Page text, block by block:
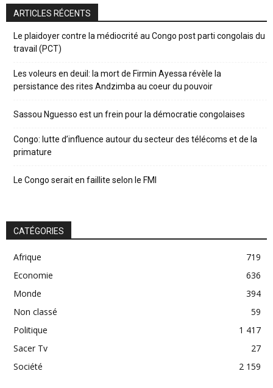
ARTICLES RÉCENTS
Le plaidoyer contre la médiocrité au Congo post parti congolais du
travail (PCT)
Les voleurs en deuil: la mort de Firmin Ayessa révèle la
persistance des rites Andzimba au coeur du pouvoir
Sassou Nguesso est un frein pour la démocratie congolaises
Congo: lutte d’influence autour du secteur des télécoms et de la
primature
Le Congo serait en faillite selon le FMI
CATÉGORIES
Afrique
719
Economie
636
Monde
394
Non classé
59
Politique
1 417
Sacer Tv
27
Société
2 159